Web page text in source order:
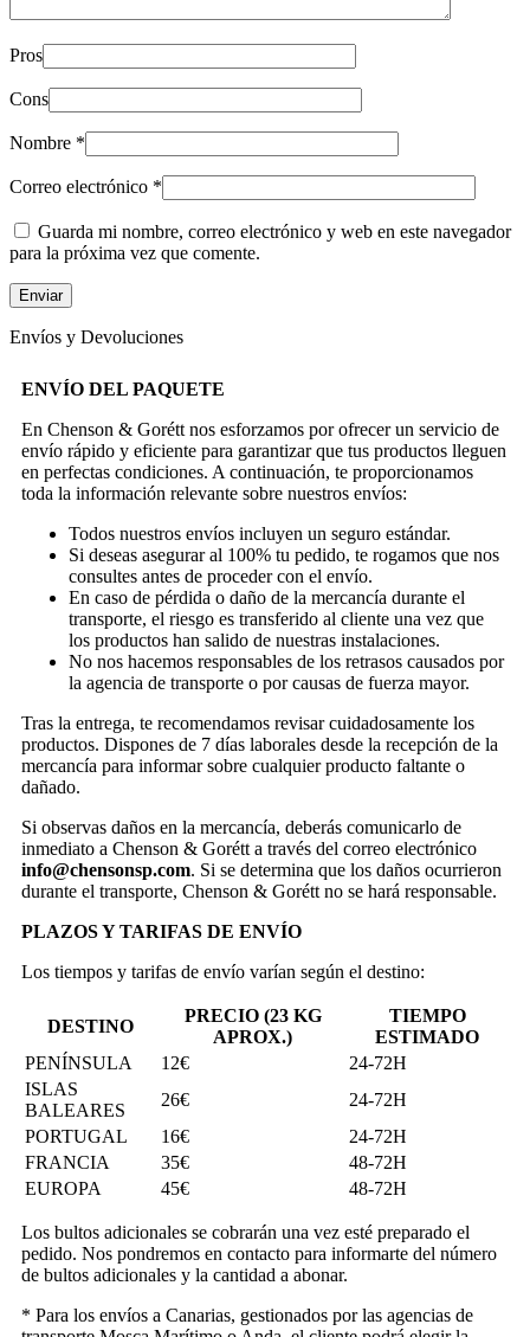
Pros
Cons
Nombre *
Correo electrónico *
Guarda mi nombre, correo electrónico y web en este navegador
para la próxima vez que comente.
Envíos y Devoluciones
ENVÍO DEL PAQUETE
En Chenson & Gorétt nos esforzamos por ofrecer un servicio de
envío rápido y eficiente para garantizar que tus productos lleguen
en perfectas condiciones. A continuación, te proporcionamos
toda la información relevante sobre nuestros envíos:
Todos nuestros envíos incluyen un seguro estándar.
Si deseas asegurar al 100% tu pedido, te rogamos que nos
consultes antes de proceder con el envío.
En caso de pérdida o daño de la mercancía durante el
transporte, el riesgo es transferido al cliente una vez que
los productos han salido de nuestras instalaciones.
No nos hacemos responsables de los retrasos causados por
la agencia de transporte o por causas de fuerza mayor.
Tras la entrega, te recomendamos revisar cuidadosamente los
productos. Dispones de 7 días laborales desde la recepción de la
mercancía para informar sobre cualquier producto faltante o
dañado.
Si observas daños en la mercancía, deberás comunicarlo de
inmediato a Chenson & Gorétt a través del correo electrónico
info@chensonsp.com. Si se determina que los daños ocurrieron
durante el transporte, Chenson & Gorétt no se hará responsable.
PLAZOS Y TARIFAS DE ENVÍO
Los tiempos y tarifas de envío varían según el destino:
DESTINO
PRECIO (23 KG
APROX.)
TIEMPO
ESTIMADO
PENÍNSULA
12€
24-72H
ISLAS
BALEARES
26€
24-72H
PORTUGAL
16€
24-72H
FRANCIA
35€
48-72H
EUROPA
45€ 48-72H
Los bultos adicionales se cobrarán una vez esté preparado el
pedido. Nos pondremos en contacto para informarte del número
de bultos adicionales y la cantidad a abonar.
* Para los envíos a Canarias, gestionados por las agencias de